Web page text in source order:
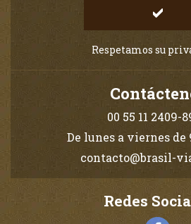
Respetamos su
00 55 11 2409-
De lunes a viernes de
contacto@brasil-
Redes